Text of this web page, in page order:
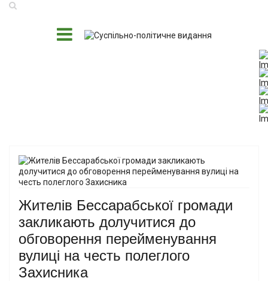
Жителів Бессарабської громади
закликають долучитися до
обговорення перейменування
вулиці на честь полеглого
Захисника